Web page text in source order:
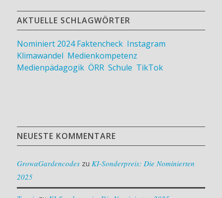
AKTUELLE SCHLAGWÖRTER
Nominiert 2024 Faktencheck, Instagram
Klimawandel Medienkompetenz
Medienpädagogik, ÖRR, Schule TikTok
NEUESTE KOMMENTARE
GrowaGardencodeszu KI-Sonderpreis: Die Nominierten
2025